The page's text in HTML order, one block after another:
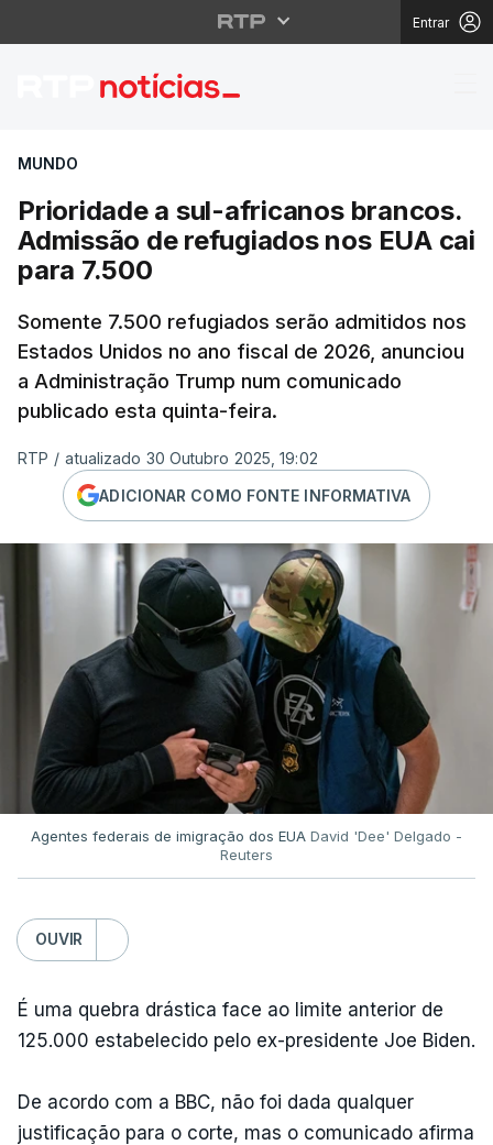
Entrar
Prioridade a sul-
MUNDO
Prioridade a sul-africanos brancos.
Admissão de refugiados nos EUA cai
para 7.500
Somente 7.500 refugiados serão admitidos nos
Estados Unidos no ano fiscal de 2026, anunciou
a Administração Trump num comunicado
publicado esta quinta-feira.
RTP / atualizado 30 Outubro 2025, 19:02
ADICIONAR COMO FONTE INFORMATIVA
Agentes federais de imigração dos EUA David 'Dee' Delgado -
Reuters
OUVIR
É uma quebra drástica face ao limite anterior de
125.000 estabelecido pelo ex-presidente Joe Biden.
De acordo com a BBC, não foi dada qualquer
justificação para o corte, mas o comunicado afirma